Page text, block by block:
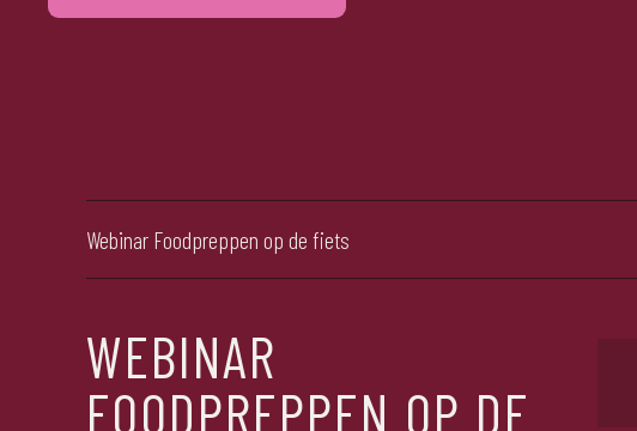
Webinar Foodpreppen op de fiets
WEBINAR
FOODPREPPEN OP DE